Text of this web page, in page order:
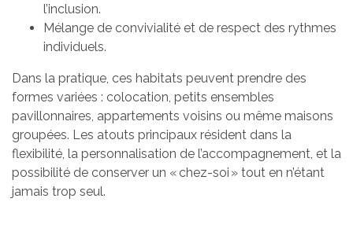
l’inclusion.
Mélange de convivialité et de respect des rythmes
individuels.
Dans la pratique, ces habitats peuvent prendre des
formes variées : colocation, petits ensembles
pavillonnaires, appartements voisins ou même maisons
groupées. Les atouts principaux résident dans la
flexibilité, la personnalisation de l’accompagnement, et la
possibilité de conserver un « chez-soi » tout en n’étant
jamais trop seul.